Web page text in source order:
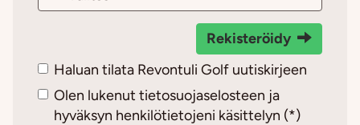
Rekisteröidy
Haluan tilata Revontuli Golf uutiskirjeen
Olen lukenut tietosuojaselosteen ja
hyväksyn henkilötietojeni käsittelyn (*)